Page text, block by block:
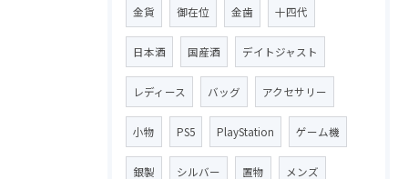
金貨 御在位 金歯 十四代
日本酒 国産酒 デイトジャスト
レディース バッグ アクセサリー
小物 PS5 PlayStation ゲーム機
銀製 シルバー 置物 メンズ